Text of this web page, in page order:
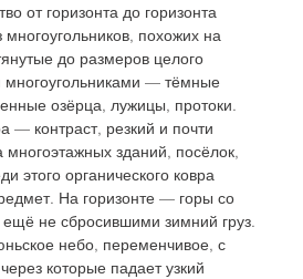
от горизонта до горизонта
похожих на
до размеров целого
— тёмные
озёрца, лужицы, протоки.
— контраст, резкий и почти
зданий, посёлок,
этого органического ковра
На горизонте — горы со
не сбросившими зимний груз.
небо, переменчивое, с
которые падает узкий